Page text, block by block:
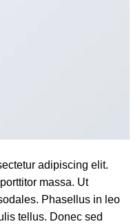
adipiscing elit.
massa. Ut
Phasellus in leo
tellus. Donec sed